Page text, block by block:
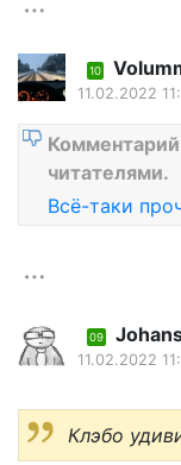
10
11.02.2022
читателями.
Всё-таки
09
11.02.2022
Клэбо